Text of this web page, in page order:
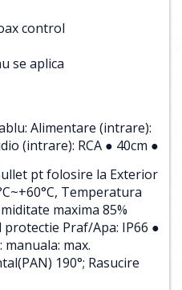
control
se aplica
Alimentare (intrare):
(intrare): RCA ● 40cm ●
pt folosire la Exterior
Temperatura
maxima 85%
Praf/Apa: IP66 ●
max.
190°; Rasucire